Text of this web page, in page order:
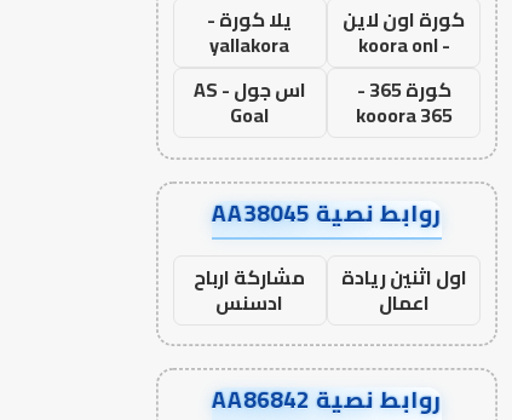
كورة اون لاين
- koora onl
يلا كورة -
yallakora
كورة 365 -
kooora 365
اس جول - AS
Goal
روابط نصية AA38045
اول اثنين ريادة
اعمال
مشاركة ارباح
ادسنس
روابط نصية AA86842